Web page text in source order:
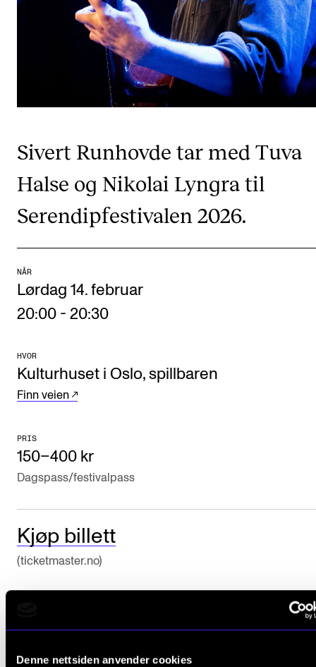
Denne nettsiden anvender cookies
CREMAH
Utveksling
Internasjonal strategi
Samarbeidsprosjekter
AKTUELT
Nyheter og historier
INFO
Om Norges musikkhøgskole
For ansatte og studenter
Sivert Runhovde tar med Tuva
Halse og Nikolai Lyngra til
Serendipfestivalen 2026.
NÅR
Lørdag 14. februar
20:00 - 20:30
HVOR
Kulturhuset i Oslo, spillbaren
Finn veien
PRIS
150–400 kr
Dagspass/festivalpass
Kjøp billett
(ticketmaster.no)
Sanger, gitarist og låtskriver Sivert Runhovde har